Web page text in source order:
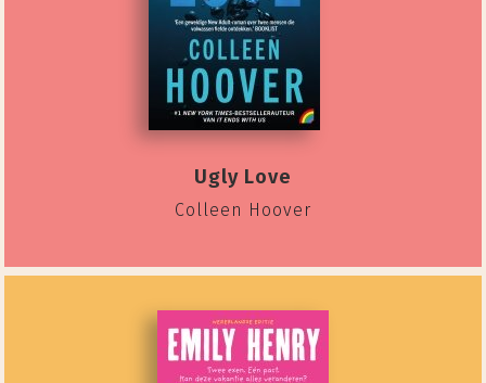
Ugly Love
Colleen Hoover